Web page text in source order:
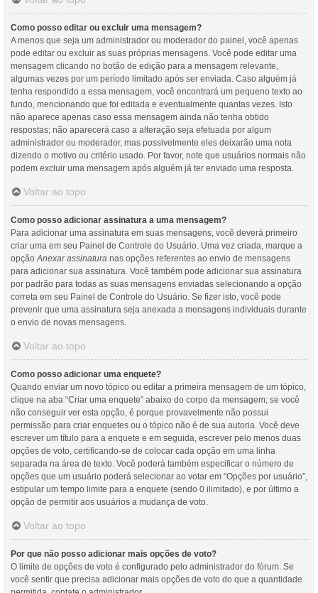
Como posso editar ou excluir uma mensagem?
A menos que seja um administrador ou moderador do painel, você apenas
pode editar ou excluir as suas próprias mensagens. Você pode editar uma
mensagem clicando no botão de edição para a mensagem relevante,
algumas vezes por um período limitado após ser enviada. Caso alguém já
tenha respondido a essa mensagem, você encontrará um pequeno texto ao
fundo, mencionando que foi editada e eventualmente quantas vezes. Isto
não aparece apenas caso essa mensagem ainda não tenha obtido
respostas; não aparecerá caso a alteração seja efetuada por algum
administrador ou moderador, mas possivelmente eles deixarão uma nota
dizendo o motivo ou critério usado. Por favor, note que usuários normais não
podem excluir uma mensagem após alguém já ter enviado uma resposta.
Voltar ao topo
Como posso adicionar assinatura a uma mensagem?
Para adicionar uma assinatura em suas mensagens, você deverá primeiro
criar uma em seu Painel de Controle do Usuário. Uma vez criada, marque a
opçãoAnexar assinatura nas opções referentes ao envio de mensagens
para adicionar sua assinatura. Você também pode adicionar sua assinatura
por padrão para todas as suas mensagens enviadas selecionando a opção
correta em seu Painel de Controle do Usuário. Se fizer isto, você pode
prevenir que uma assinatura seja anexada a mensagens individuais durante
o envio de novas mensagens.
Voltar ao topo
Como posso adicionar uma enquete?
Quando enviar um novo tópico ou editar a primeira mensagem de um tópico,
clique na aba “Criar uma enquete” abaixo do corpo da mensagem; se você
não conseguir ver esta opção, é porque provavelmente não possui
permissão para criar enquetes ou o tópico não é de sua autoria. Você deve
escrever um título para a enquete e em seguida, escrever pelo menos duas
opções de voto, certificando-se de colocar cada opção em uma linha
separada na área de texto. Você poderá também especificar o número de
opções que um usuário poderá selecionar ao votar em “Opções por usuário”,
estipular um tempo limite para a enquete (sendo 0 ilimitado), e por último a
opção de permitir aos usuários a mudança de voto.
Voltar ao topo
Por que não posso adicionar mais opções de voto?
O limite de opções de voto é configurado pelo administrador do fórum. Se
você sentir que precisa adicionar mais opções de voto do que a quantidade